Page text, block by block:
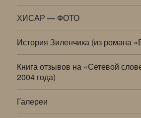
ХИСАР — ФОТО
История Зиленчика (из романа
Книга отзывов на «Сетевой
2004 года)
Галереи